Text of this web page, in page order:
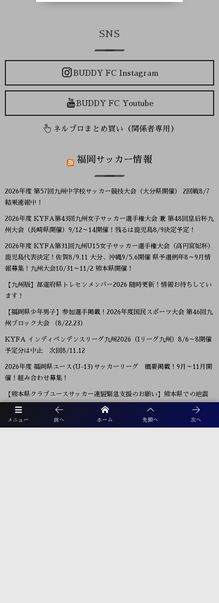
メニュー 前へ ホーム 先頭へ 次へ
SNS
BUDDY FC Instagram
BUDDY FC Youtube
ネルプロまとめ買い（関係者専用）
福岡サッカー情報
2026年度 第57回九州中学校サッカー競技大会（大分県開催） 2回戦8/7
結果速報中！
2026年度 KYFA第43回九州女子サッカー選手権大会 兼 第48回皇后杯九
州大会（長崎県開催）9/12～14開催！残るは鹿児島8/9決定予定！
2026年度 KYFA第31回九州U15女子サッカー選手権大会（高円宮妃杯）
鹿児島代表決定！佐賀8/9.11 大分、沖縄9/5.6開催 県予選例年8～9月情
報募集！九州大会10/31～11/2 熊本県開催！
【九州版】都道府県トレセンメンバー2026 随時更新！情報お待ちしてい
ます！
【福岡県少年男子】参加選手掲載！2026年度国民スポーツ大会 第46回九
州ブロック大会 （8/22,23）
KYFA インディペンデンスリーグ九州2026（Iリーグ九州）8/6～8開催
予定分は中止 次回8/11.12
2026年度 福岡県ユース(U-13)サッカーリーグ 概要掲載！9月～11月開
催！組み合わせ募集！
【熊本県クラブユースサッカー連盟緊急支援のお願い】熊本県での地震
に伴う支援募金にご協力ください
【福岡県少年女子】参加選手掲載！2026年度国民スポーツ大会 第46回九